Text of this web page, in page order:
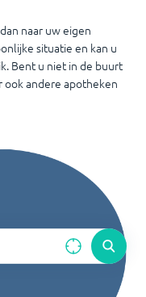
naar uw eigen
situatie en kan u
Bent u niet in de buurt
ook andere apotheken